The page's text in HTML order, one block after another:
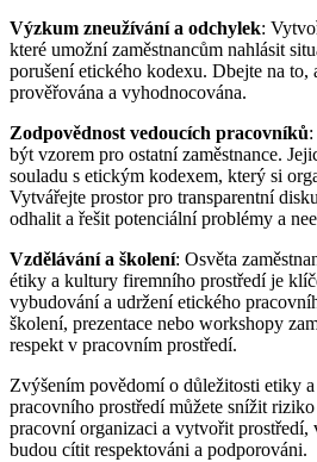
Výzkum zneužívání a odchylek:
které umožní zaměstnancům nahlásit
porušení etického kodexu. Dbejte na
prověřována a vyhodnocována.
Zodpovědnost vedoucích pracovníků
být vzorem pro ostatní zaměstnance.
souladu s etickým kodexem, který si
Vytvářejte prostor pro transparentní
odhalit a řešit potenciální problémy a
Vzdělávání a školení: Osvěta
étiky a kultury firemního prostředí je
vybudování a udržení etického
školení, prezentace nebo workshopy
respekt v pracovním prostředí.
Zvýšením povědomí o důležitosti etiky
pracovního prostředí můžete snížit
pracovní organizaci a vytvořit prostředí,
budou cítit respektováni a podporováni.